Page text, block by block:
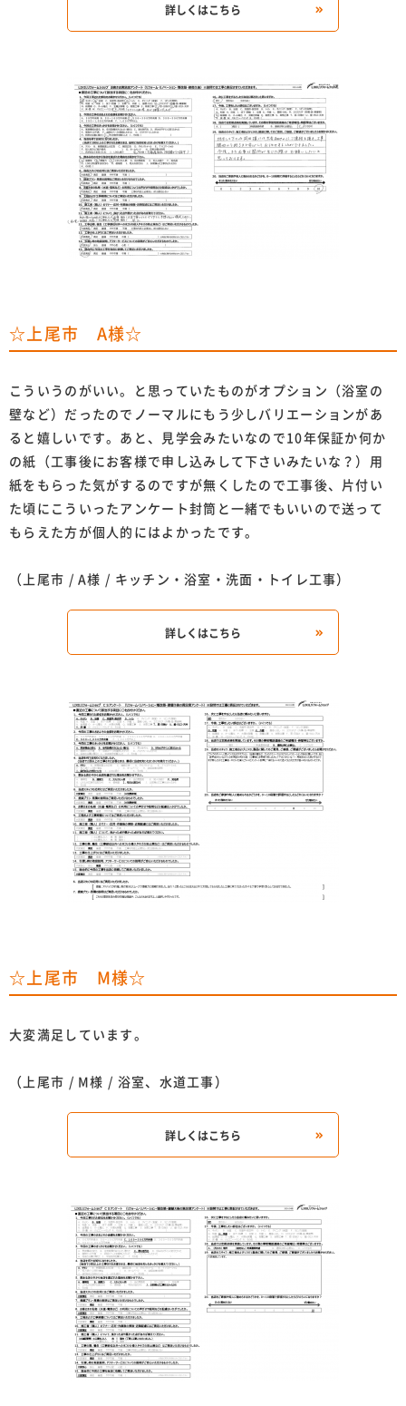
詳しくはこちら
☆上尾市 A様☆
こういうのがいい。と思っていたものがオプション（浴室の
壁など）だったのでノーマルにもう少しバリエーションがあ
ると嬉しいです。あと、見学会みたいなので10年保証か何か
の紙（工事後にお客様で申し込みして下さいみたいな？）用
紙をもらった気がするのですが無くしたので工事後、片付い
た頃にこういったアンケート封筒と一緒でもいいので送って
もらえた方が個人的にはよかったです。
（上尾市 / A様 / キッチン・浴室・洗面・トイレ工事）
詳しくはこちら
☆上尾市 M様☆
大変満足しています。
（上尾市 / M様 / 浴室、水道工事）
詳しくはこちら